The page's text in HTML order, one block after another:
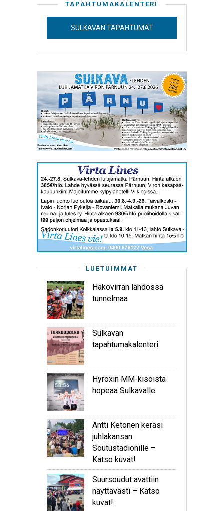
TAPAHTUMAKALENTERI
SULKAVAN TAPAHTUMAT
LUETUIMMAT
Hakovirran lähdössä
tunnelmaa
Sulkavan
tapahtumakalenteri
Hyroxin MM-kisoista
hopeaa Sulkavalle
Antti Ketonen keräsi
juhlakansan
Soutustadionille –
Katso kuvat!
Suursoudut avattiin
näyttävästi – Katso
kuvat!